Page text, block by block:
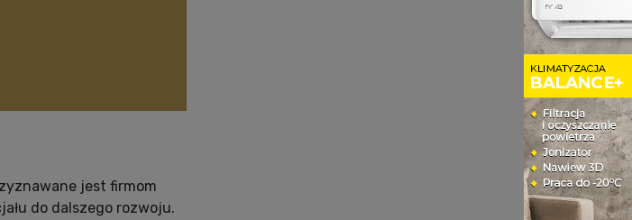
jest firmom
do dalszego rozwoju.